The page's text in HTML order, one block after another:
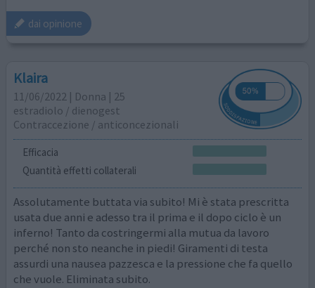
dai opinione
Klaira
11/06/2022 | Donna | 25
estradiolo / dienogest
Contraccezione / anticoncezionali
Efficacia
Quantità effetti collaterali
Assolutamente buttata via subito! Mi è stata prescritta
usata due anni e adesso tra il prima e il dopo ciclo è un
inferno! Tanto da costringermi alla mutua da lavoro
perché non sto neanche in piedi! Giramenti di testa
assurdi una nausea pazzesca e la pressione che fa quello
che vuole. Eliminata subito.